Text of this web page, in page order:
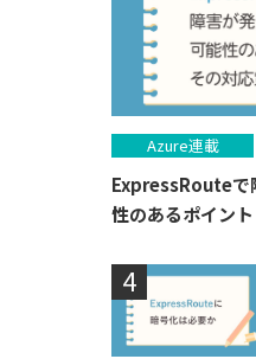
Azure連載
ExpressRouteで
性のあるポイン